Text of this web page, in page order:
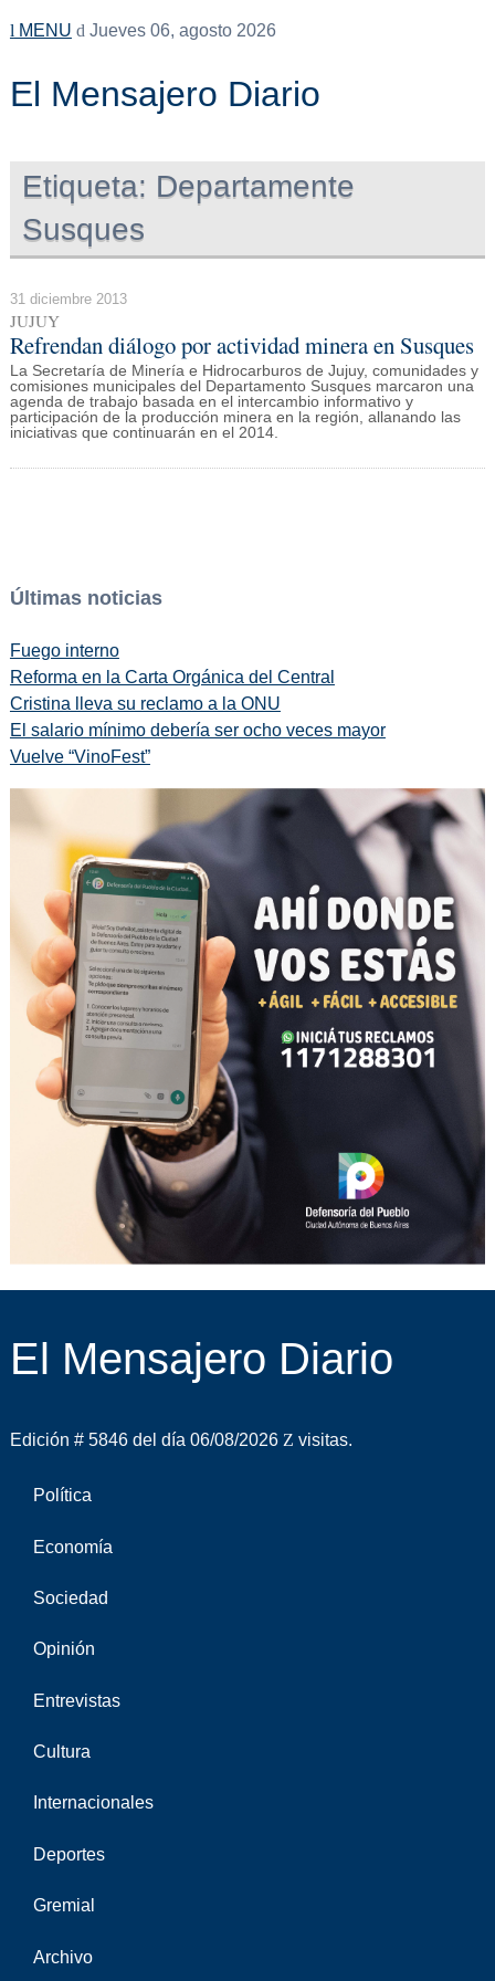
MENU Jueves 06, agosto 2026
El Mensajero Diario
Etiqueta: Departamente
Susques
31 diciembre 2013
JUJUY
Refrendan diálogo por actividad minera en Susques
La Secretaría de Minería e Hidrocarburos de Jujuy, comunidades y
comisiones municipales del Departamento Susques marcaron una
agenda de trabajo basada en el intercambio informativo y
participación de la producción minera en la región, allanando las
iniciativas que continuarán en el 2014.
Últimas noticias
Fuego interno
Reforma en la Carta Orgánica del Central
Cristina lleva su reclamo a la ONU
El salario mínimo debería ser ocho veces mayor
Vuelve “VinoFest”
El Mensajero Diario
Edición # 5846 del día 06/08/2026 visitas.
Política
Economía
Sociedad
Opinión
Entrevistas
Cultura
Internacionales
Deportes
Gremial
Archivo